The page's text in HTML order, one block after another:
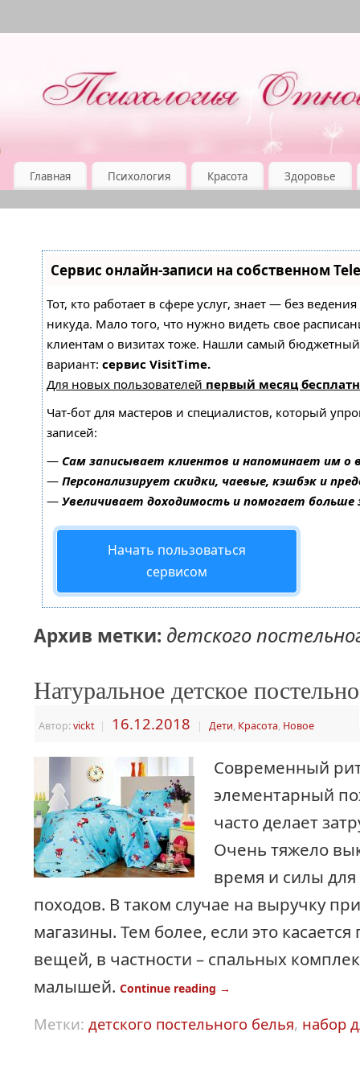
Главная Психология Красота Здоровье
Сервис онлайн-записи на собственном
Тот, кто работает в сфере услуг, знает — без
никуда. Мало того, что нужно видеть свое
клиентам о визитах тоже. Нашли самый
вариант: сервис VisitTime.
Для новых пользователей первый месяц
Чат-бот для мастеров и специалистов, который
записей:
— Сам записывает клиентов и напоминает им о
— Персонализирует скидки, чаевые, кэшбэк и
— Увеличивает доходимость и помогает
Начать пользоваться
сервисом
Архив метки: детского
Натуральное детское
Автор:vickt | 16.12.2018 | Дети, Красота, Новое
Современный
элементарный
часто делает
Очень тяжело
время и силы
походов. В таком случае на выручку
магазины. Тем более, если это касается
вещей, в частности – спальных
малышей. Continue reading →
Метки: детского постельного белья, набор